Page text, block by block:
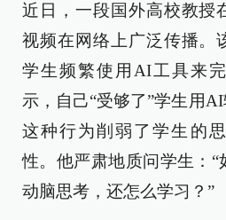
近日，一段国外高校教授
视频在网络上广泛传播。
学生频繁使用AI工具来
示，自己“受够了”学生用
这种行为削弱了学生的
性。他严肃地质问学生：
动脑思考，还怎么学习？”